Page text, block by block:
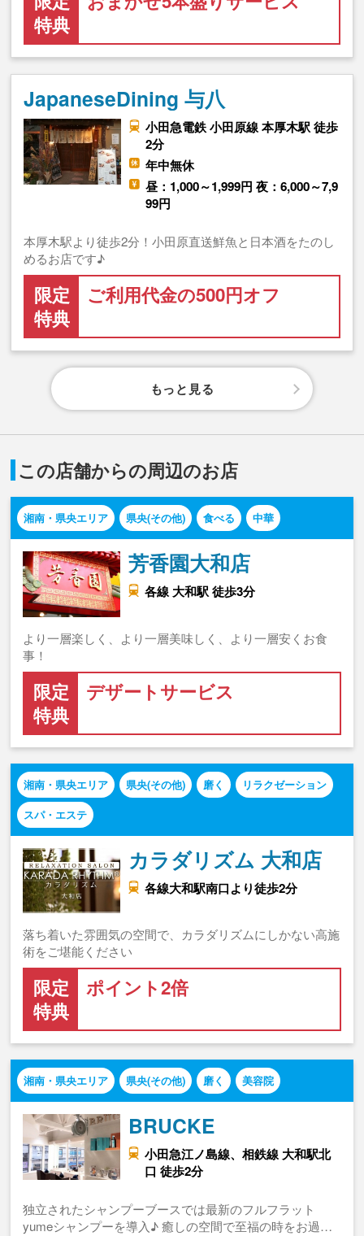
特典
JapaneseDining 与八
小田急電鉄 小田原線 本厚木駅 徒歩
2分
年中無休
昼：1,000～1,999円 夜：6,000～7,9
99円
本厚木駅より徒歩2分！小田原直送鮮魚と日本酒をたのし
めるお店です♪
限定
特典
ご利用代金の500円オフ
もっと見る
この店舗からの周辺のお店
湘南・県央エリア 県央(その他) 食べる 中華
芳香園大和店
各線 大和駅 徒歩3分
より一層楽しく、より一層美味しく、より一層安くお食
事！
限定
特典
デザートサービス
湘南・県央エリア 県央(その他) 磨く
リラクゼーション
スパ・エステ
カラダリズム 大和店
各線大和駅南口より徒歩2分
落ち着いた雰囲気の空間で、カラダリズムにしかない高施
術をご堪能ください
限定
特典
ポイント2倍
湘南・県央エリア 県央(その他) 磨く 美容院
BRUCKE
小田急江ノ島線、相鉄線 大和駅北
口 徒歩2分
独立されたシャンプーブースでは最新のフルフラット
yumeシャンプーを導入♪ 癒しの空間で至福の時をお過…